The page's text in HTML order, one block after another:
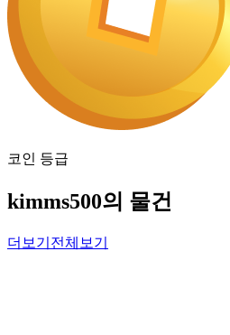
코인 등급
kimms500의 물건
더보기 전체보기